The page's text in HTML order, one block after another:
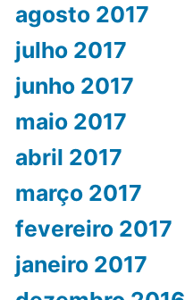
agosto 2017
julho 2017
junho 2017
maio 2017
abril 2017
março 2017
fevereiro 2017
janeiro 2017